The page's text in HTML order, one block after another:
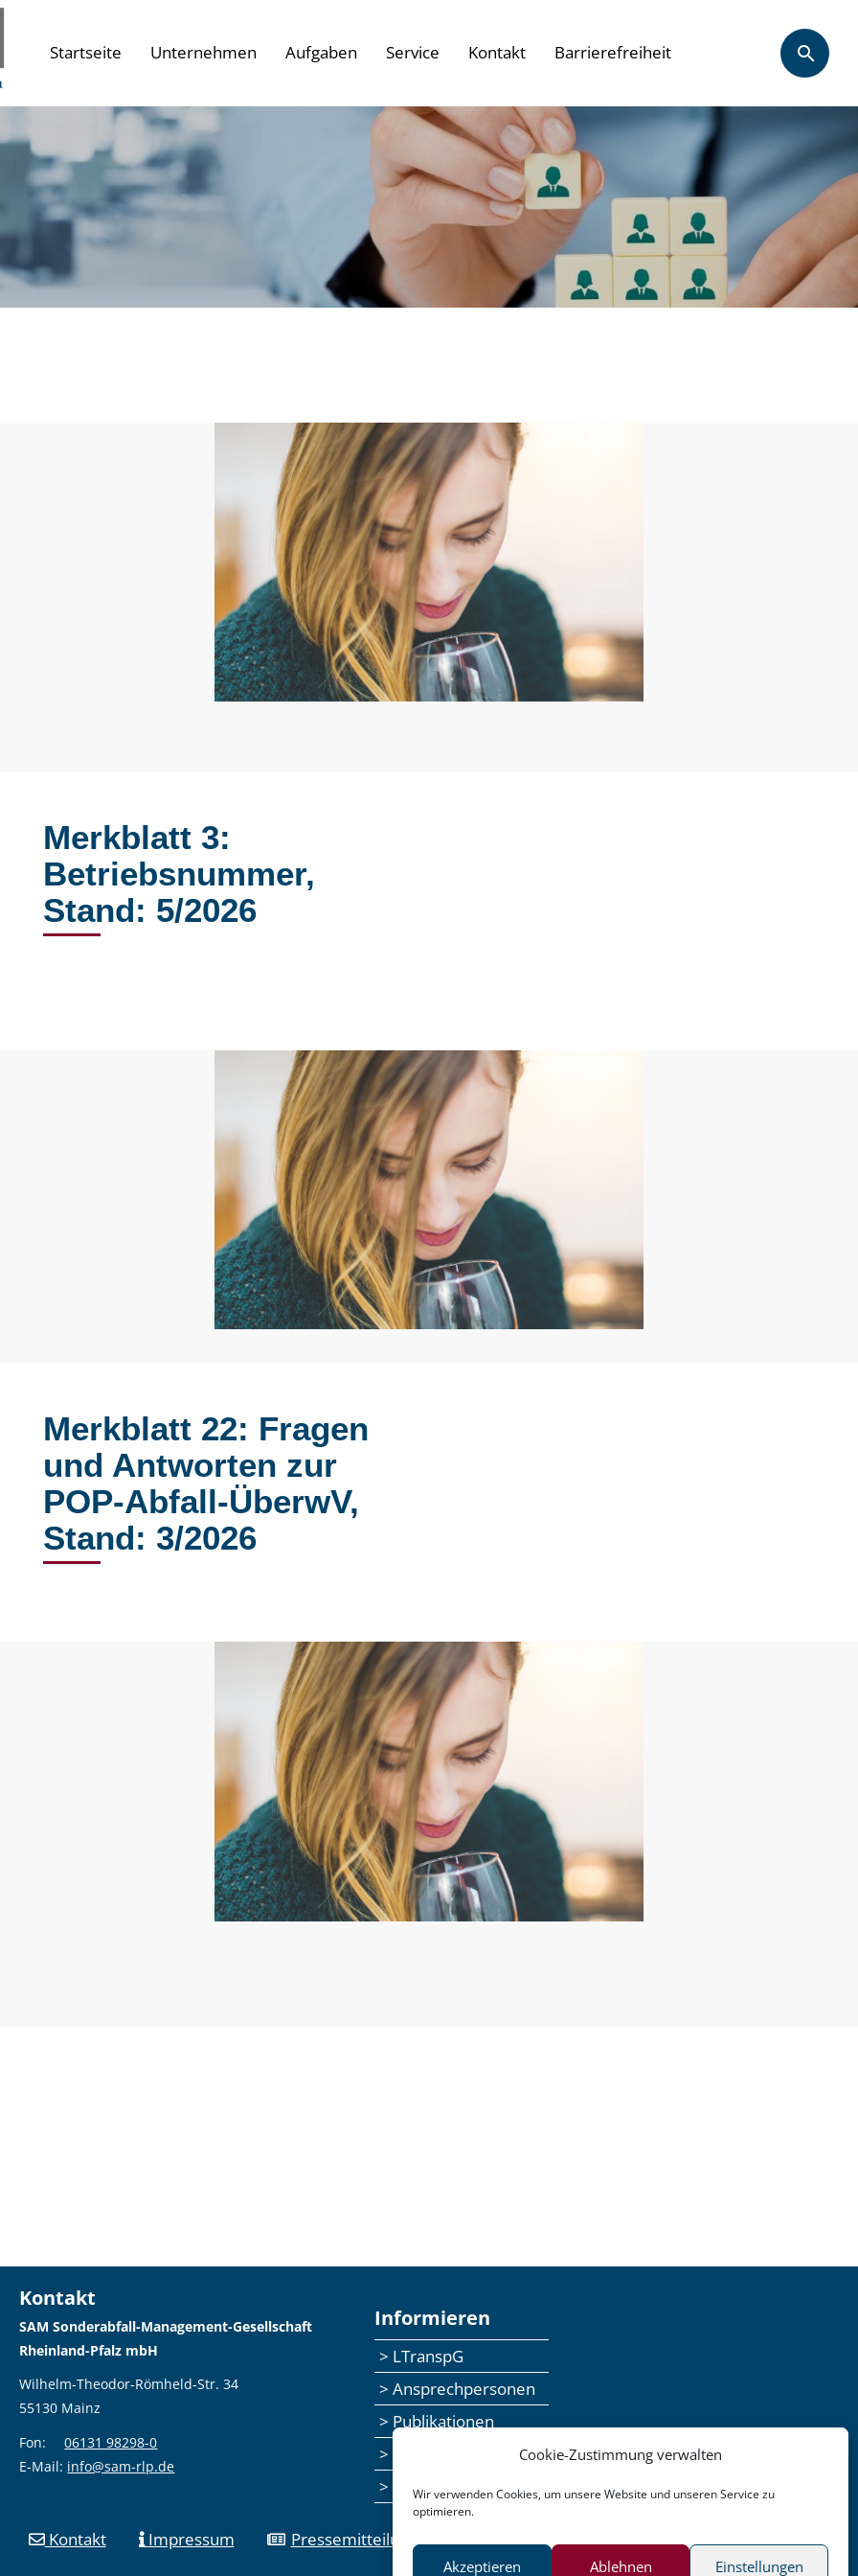
Cookie-Zustimmung verwalten
Wir verwenden Cookies, um unsere Website und unseren Service zu
optimieren.
Akzeptieren Ablehnen Einstellungen
Startseite Unternehmen Aufgaben Service Kontakt Barrierefreiheit
Merkblatt 3:
Betriebsnummer,
Stand: 5/2026
Merkblatt 22: Fragen
und Antworten zur
POP-Abfall-ÜberwV,
Stand: 3/2026
Kontakt
SAM Sonderabfall-Management-Gesellschaft
Rheinland-Pfalz mbH
Wilhelm-Theodor-Römheld-Str. 34
55130 Mainz
Fon:
06131 98298-0
E-Mail: info@sam-rlp.de
Informieren
> LTranspG
> Ansprechpersonen
> Publikationen
> Seminaranmeldung
> Feedbackformular
Kontakt Impressum Pressemitteilungen Barrierefreiheit